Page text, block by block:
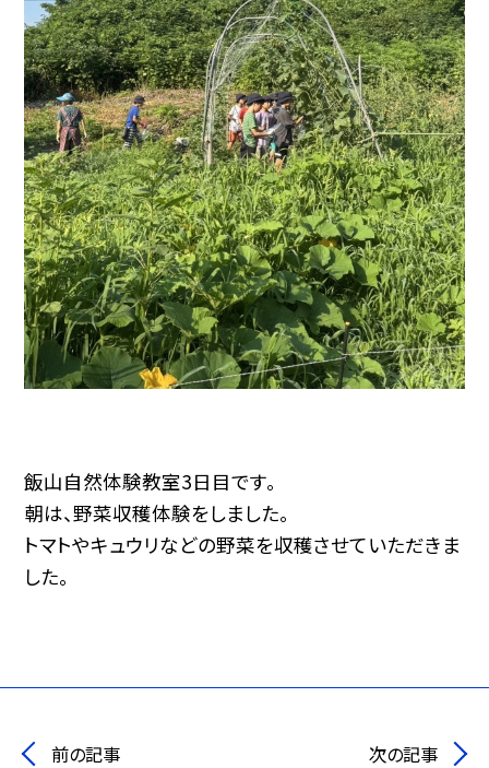
飯山自然体験教室3日目です。
朝は、野菜収穫体験をしました。
トマトやキュウリなどの野菜を収穫させていただきま
した。
前の記事 次の記事